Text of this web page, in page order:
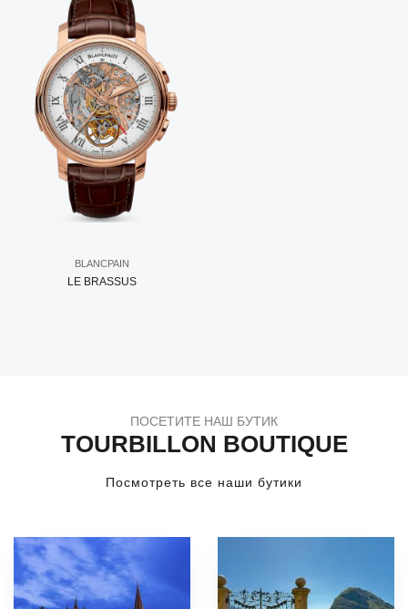
BLANCPAIN
LE BRASSUS
ПОСЕТИТЕ НАШ БУТИК
TOURBILLON BOUTIQUE
Посмотреть все наши бутики